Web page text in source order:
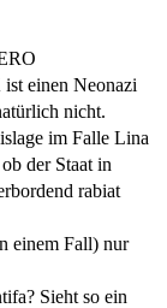
einen Neonazi
nicht.
im Falle Lina
der Staat in
rabiat
einem Fall) nur
Sieht so ein